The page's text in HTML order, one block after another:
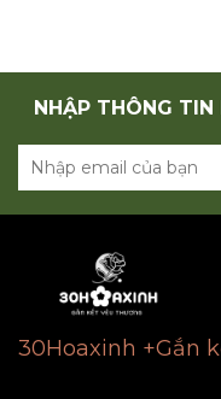
NHẬP THÔNG
30Hoaxinh +Gắn